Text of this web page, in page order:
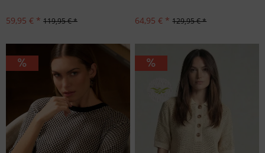
59,95 € * 119,95 € * 64,95 € * 129,95 € *